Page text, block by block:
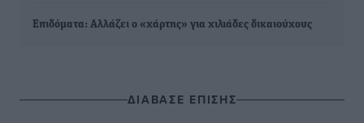
Επιδόματα: Αλλάζει ο «χάρτης» για χιλιάδες δικαιούχους
ΔΙΑΒΑΣΕ ΕΠΙΣΗΣ